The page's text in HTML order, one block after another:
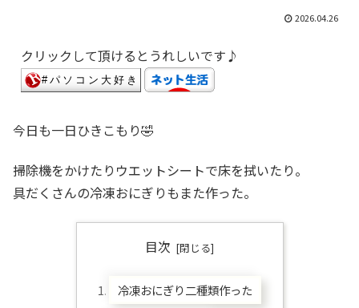
2026.04.26
クリックして頂けるとうれしいです♪
今日も一日ひきこもり🤣
掃除機をかけたりウエットシートで床を拭いたり。
具だくさんの冷凍おにぎりもまた作った。
目次
冷凍おにぎり二種類作った